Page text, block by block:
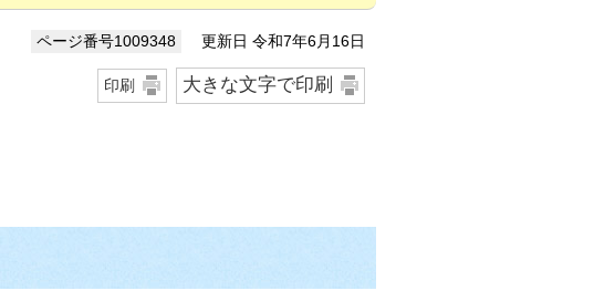
ページ番号1009348 更新日 令和7年6月16日
印刷 大きな文字で印刷